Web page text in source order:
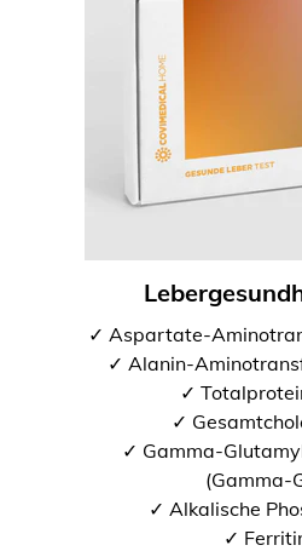
✓ Aspartate-
✓ Alanin-
✓
✓
✓ Gamma-
(Gamma-
✓ Alkalische
✓